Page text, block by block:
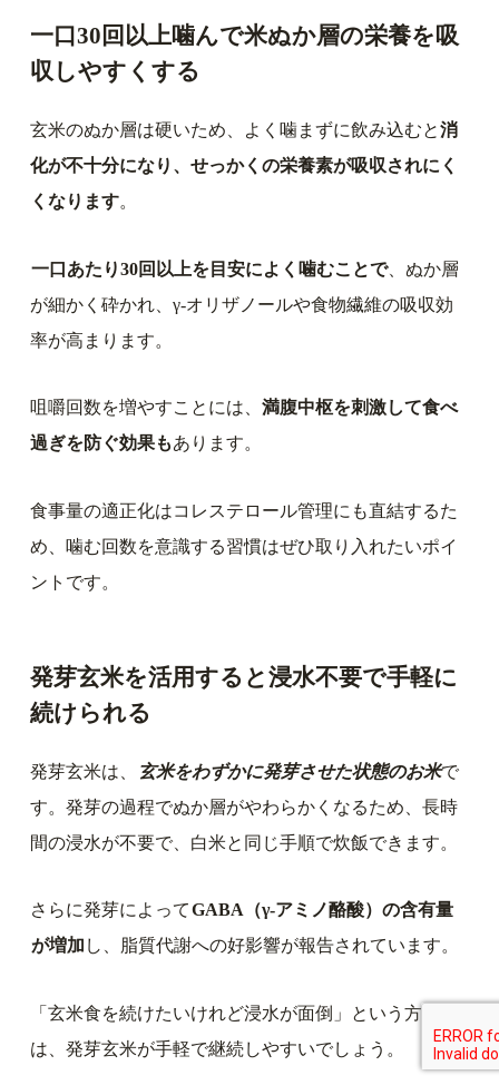
一口30回以上噛んで米ぬか層の栄養を吸
収しやすくする
玄米のぬか層は硬いため、よく噛まずに飲み込むと消
化が不十分になり、せっかくの栄養素が吸収されにく
くなります。
一口あたり30回以上を目安によく噛むことで、ぬか層
が細かく砕かれ、γ-オリザノールや食物繊維の吸収効
率が高まります。
咀嚼回数を増やすことには、満腹中枢を刺激して食べ
過ぎを防ぐ効果もあります。
食事量の適正化はコレステロール管理にも直結するた
め、噛む回数を意識する習慣はぜひ取り入れたいポイ
ントです。
発芽玄米を活用すると浸水不要で手軽に
続けられる
発芽玄米は、 玄米をわずかに発芽させた状態のお米で
す。発芽の過程でぬか層がやわらかくなるため、長時
間の浸水が不要で、白米と同じ手順で炊飯できます。
さらに発芽によってGABA（γ-アミノ酪酸）の含有量
が増加 し、脂質代謝への好影響が報告されています。
「玄米食を続けたいけれど浸水が面倒」という方に
は、発芽玄米が手軽で継続しやすいでしょう。